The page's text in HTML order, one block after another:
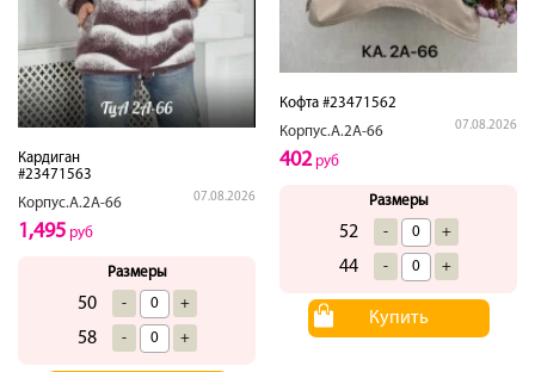
Кардиган
#23471563
Корпус.А.2А-66
07.08.2026
1,495 руб
Размеры
50 - +
58 - +
Кофта #23471562
Корпус.А.2А-66
07.08.2026
402руб
Размеры
52 - +
44 - +
Купить